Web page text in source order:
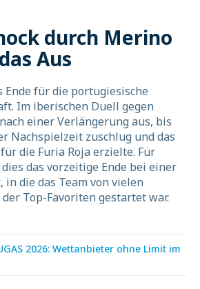
durch Merino
Aus
Ende für die portugiesische
Im iberischen Duell gegen
einer Verlängerung aus, bis
Nachspielzeit zuschlug und das
die Furia Roja erzielte. Für
das vorzeitige Ende bei einer
die das Team von vielen
Top-Favoriten gestartet war.
2026: Wettanbieter ohne Limit im